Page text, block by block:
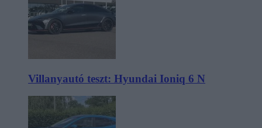
Villanyautó teszt: Hyundai Ioniq 6 N